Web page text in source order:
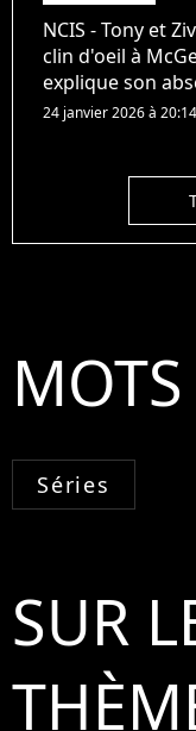
NCIS - Tony et
clin d'oeil à
explique son
24 janvier 2026 à 20:14
Séries
SUR